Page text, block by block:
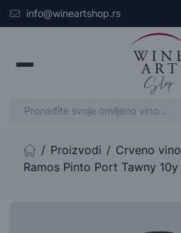
Skip to main content
info@wineartshop.rs
Početna stranica
Proizvodi
Crveno vino
Ramos Pinto Port Tawny 10y